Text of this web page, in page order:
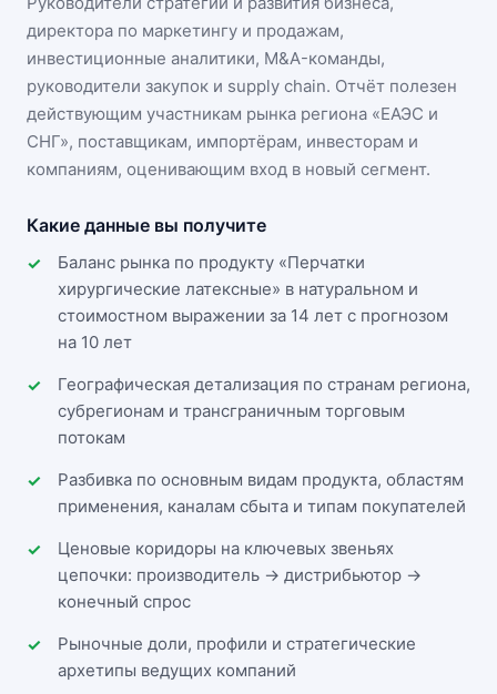
директора по маркетингу и продажам,
инвестиционные аналитики, M&A-команды,
руководители закупок и supply chain. Отчёт полезен
действующим участникам рынка региона «ЕАЭС и
СНГ», поставщикам, импортёрам, инвесторам и
компаниям, оценивающим вход в новый сегмент.
Какие данные вы получите
Баланс рынка по продукту «Перчатки
хирургические латексные» в натуральном и
стоимостном выражении за 14 лет с прогнозом
на 10 лет
Географическая детализация по странам региона,
субрегионам и трансграничным торговым
потокам
Разбивка по основным видам продукта, областям
применения, каналам сбыта и типам покупателей
Ценовые коридоры на ключевых звеньях
цепочки: производитель → дистрибьютор →
конечный спрос
Рыночные доли, профили и стратегические
архетипы ведущих компаний